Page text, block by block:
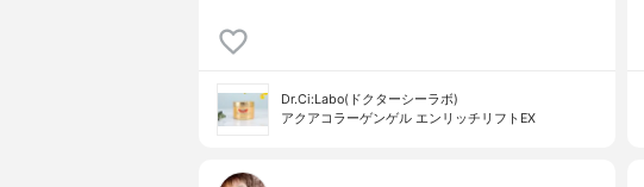
Dr.Ci:Labo(ドクターシーラボ)
アクアコラーゲンゲル エンリッチリフトEX